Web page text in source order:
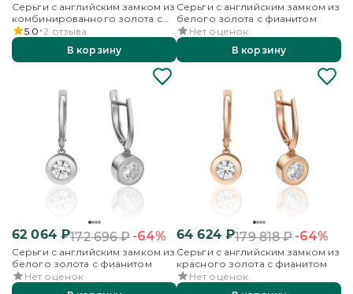
Серьги с английским замком из
комбинированного золота с
фианитом
5.0 2 отзыва
В корзину
Серьги с английским замком из
белого золота с фианитом
Нет оценок
В корзину
62 064₽172 696₽-64%
Серьги с английским замком из
белого золота с фианитом
Нет оценок
64 624₽179 818₽-64%
Серьги с английским замком из
красного золота с фианитом
Нет оценок